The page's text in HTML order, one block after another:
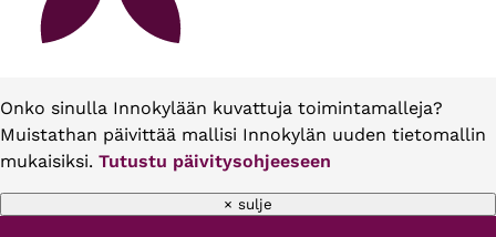
Onko sinulla Innokylään kuvattuja toimintamalleja?
Muistathan päivittää mallisi Innokylän uuden tietomallin
mukaisiksi. Tutustu päivitysohjeeseen
× sulje